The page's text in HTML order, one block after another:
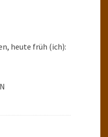
heute früh (ich):